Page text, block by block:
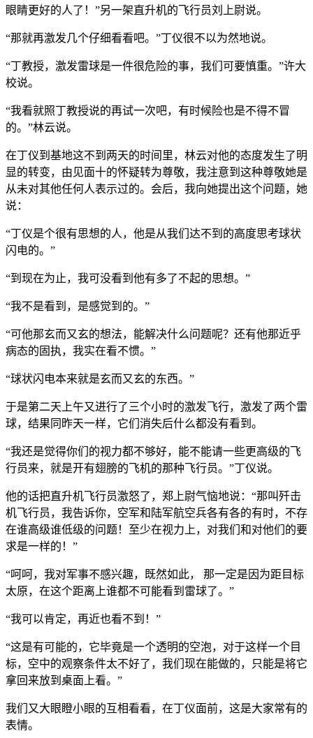
眼睛更好的人了！”另一架直升机的飞行员刘上尉说。
“那就再激发几个仔细看看吧。”丁仪很不以为然地说。
“丁教授，激发雷球是一件很危险的事，我们可要慎重。”许大
校说。
“我看就照丁教授说的再试一次吧，有时候险也是不得不冒
的。”林云说。
在丁仪到基地这不到两天的时间里，林云对他的态度发生了明
显的转变，由见面十的怀疑转为尊敬，我注意到这种尊敬她是
从未对其他任何人表示过的。会后，我向她提出这个问题，她
说：
“丁仪是个很有思想的人，他是从我们达不到的高度思考球状
闪电的。”
“到现在为止，我可没看到他有多了不起的思想。”
“我不是看到，是感觉到的。”
“可他那玄而又玄的想法，能解决什么问题呢？还有他那近乎
病态的固执，我实在看不惯。”
“球状闪电本来就是玄而又玄的东西。”
于是第二天上午又进行了三个小时的激发飞行，激发了两个雷
球，结果同昨天一样，它们消失后什么都没有看到。
“我还是觉得你们的视力都不够好，能不能请一些更高级的飞
行员来，就是开有翅膀的飞机的那种飞行员。”丁仪说。
他的话把直升机飞行员激怒了，郑上尉气恼地说：“那叫歼击
机飞行员，我告诉你，空军和陆军航空兵各有各的有时，不存
在谁高级谁低级的问题！至少在视力上，对我们和对他们的要
求是一样的！”
“呵呵，我对军事不感兴趣，既然如此， 那一定是因为距目标
太原，在这个距离上谁都不可能看到雷球了。”
“我可以肯定，再近也看不到！”
“这是有可能的，它毕竟是一个透明的空泡，对于这样一个目
标，空中的观察条件太不好了，我们现在能做的，只能是将它
拿回来放到桌面上看。”
我们又大眼瞪小眼的互相看看，在丁仪面前，这是大家常有的
表情。